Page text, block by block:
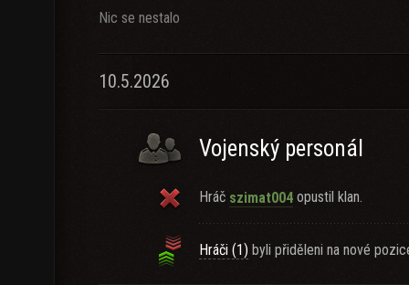
Nic se nestalo
10.5.2026
Vojenský personál
Hráč szimat004 opustil klan.
Hráči (1) byli přiděleni na nové